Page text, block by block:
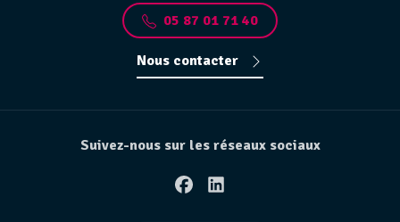
05 87 01 71 40
Nous contacter
Suivez-nous sur les réseaux sociaux
FacebookLinkedin